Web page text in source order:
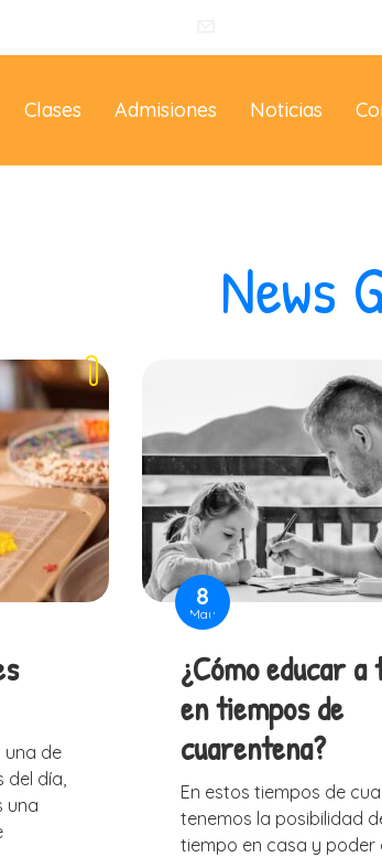
Clases Admisiones Noticias
News
una de
del día,
una
8
May
¿Cómo educar
en tiempos de
cuarentena?
En estos tiempos de
tenemos la posibilidad
tiempo en casa y poder